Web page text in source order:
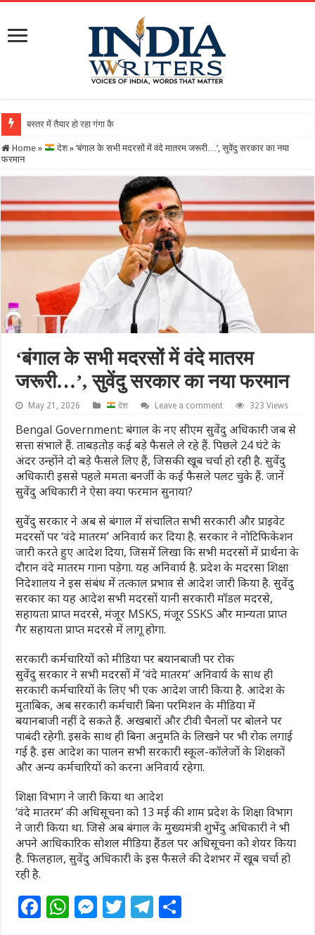
बस्तर में तैयार हो रहा गंगा कैलाशनाथ चतुर्मुख शिवालय : महाशिवर
Home » देश » ‘बंगाल के सभी मदरसों में वंदे मातरम जरूरी…’, सुवेंदु सरकार का नया
फरमान
‘बंगाल के सभी मदरसों में वंदे मातरम
जरूरी…’, सुवेंदु सरकार का नया फरमान
May 21, 2026 देश Leave a comment 323 Views
Bengal Government: बंगाल के नए सीएम सुवेंदु अधिकारी जब से
सत्ता संभाले हैं. ताबड़तोड़ कई बड़े फैसले ले रहे हैं. पिछले 24 घंटे के
अंदर उन्होंने दो बड़े फैसले लिए हैं, जिसकी खूब चर्चा हो रही है. सुवेंदु
अधिकारी इससे पहले ममता बनर्जी के कई फैसले पलट चुके हैं. जानें
सुवेंदु अधिकारी ने ऐसा क्या फरमान सुनाया?
सुवेंदु सरकार ने अब से बंगाल में संचालित सभी सरकारी और प्राइवेट
मदरसों पर ‘वंदे मातरम’ अनिवार्य कर दिया है. सरकार ने नोटिफिकेशन
जारी करते हुए आदेश दिया, जिसमें लिखा कि सभी मदरसों में प्रार्थना के
दौरान वंदे मातरम गाना पड़ेगा. यह अनिवार्य है. प्रदेश के मदरसा शिक्षा
निदेशालय ने इस संबंध में तत्काल प्रभाव से आदेश जारी किया है. सुवेंदु
सरकार का यह आदेश सभी मदरसों यानी सरकारी मॉडल मदरसे,
सहायता प्राप्त मदरसे, मंजूर MSKS, मंजूर SSKS और मान्यता प्राप्त
गैर सहायता प्राप्त मदरसे में लागू होगा.
सरकारी कर्मचारियों को मीडिया पर बयानबाजी पर रोक
सुवेंदु सरकार ने सभी मदरसों में ‘वंदे मातरम’ अनिवार्य के साथ ही
सरकारी कर्मचारियों के लिए भी एक आदेश जारी किया है. आदेश के
मुताबिक, अब सरकारी कर्मचारी बिना परमिशन के मीडिया में
बयानबाजी नहीं दे सकते हैं. अखबारों और टीवी चैनलों पर बोलने पर
पाबंदी रहेगी. इसके साथ ही बिना अनुमति के लिखने पर भी रोक लगाई
गई है. इस आदेश का पालन सभी सरकारी स्कूल-कॉलेजों के शिक्षकों
और अन्य कर्मचारियों को करना अनिवार्य रहेगा.
शिक्षा विभाग ने जारी किया था आदेश
‘वंदे मातरम’ की अधिसूचना को 13 मई की शाम प्रदेश के शिक्षा विभाग
ने जारी किया था. जिसे अब बंगाल के मुख्यमंत्री शुभेंदु अधिकारी ने भी
अपने आधिकारिक सोशल मीडिया हैंडल पर अधिसूचना को शेयर किया
है. फिलहाल, सुवेंदु अधिकारी के इस फैसले की देशभर में खूब चर्चा हो
रही है.
F W M T T